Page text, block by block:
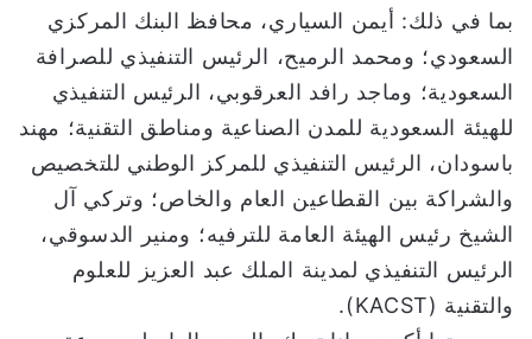
بما في ذلك: أيمن السياري، محافظ البنك المركزي
السعودي؛ ومحمد الرميح، الرئيس التنفيذي للصرافة
السعودية؛ وماجد رافد العرقوبي، الرئيس التنفيذي
للهيئة السعودية للمدن الصناعية ومناطق التقنية؛ مهند
باسودان، الرئيس التنفيذي للمركز الوطني للتخصيص
والشراكة بين القطاعين العام والخاص؛ وتركي آل
الشيخ رئيس الهيئة العامة للترفيه؛ ومنير الدسوقي،
الرئيس التنفيذي لمدينة الملك عبد العزيز للعلوم
والتقنية (KACST).